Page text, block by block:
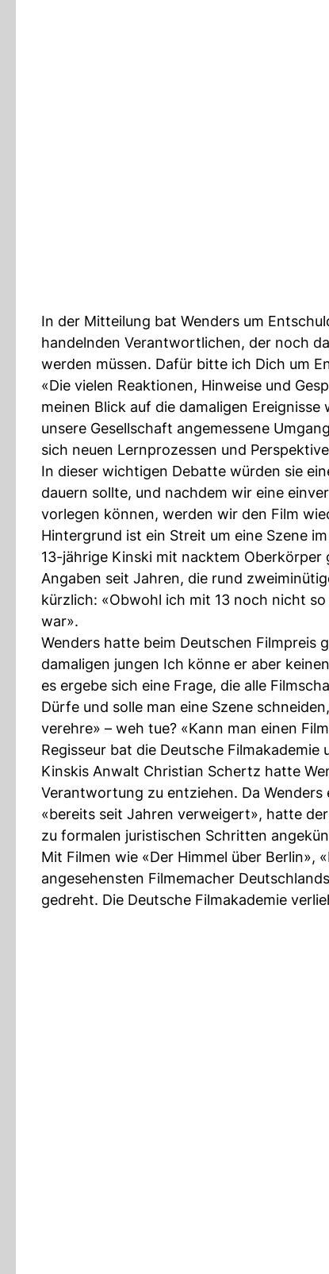
In der Mitteilung bat Wenders um
handelnden Verantwortlichen, der noch
werden müssen. Dafür bitte ich Dich um
«Die vielen Reaktionen, Hinweise und
meinen Blick auf die damaligen
unsere Gesellschaft angemessene
sich neuen Lernprozessen und
In dieser wichtigen Debatte würden sie
dauern sollte, und nachdem wir eine
vorlegen können, werden wir den Film
Hintergrund ist ein Streit um eine Szene
13-jährige Kinski mit nacktem
Angaben seit Jahren, die rund
kürzlich: «Obwohl ich mit 13 noch nicht
war».
Wenders hatte beim Deutschen Filmpreis
damaligen jungen Ich könne er aber
es ergebe sich eine Frage, die alle
Dürfe und solle man eine Szene
verehre» – weh tue? «Kann man einen
Regisseur bat die Deutsche Filmakademie
Kinskis Anwalt Christian Schertz hatte
Verantwortung zu entziehen. Da
«bereits seit Jahren verweigert», hatte
zu formalen juristischen Schritten
Mit Filmen wie «Der Himmel über Berlin»,
angesehensten Filmemacher
gedreht. Die Deutsche Filmakademie